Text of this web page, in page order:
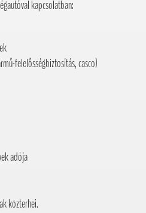
kapcsolatban:
felelősségbiztosítás, casco)
adója
közterhei.